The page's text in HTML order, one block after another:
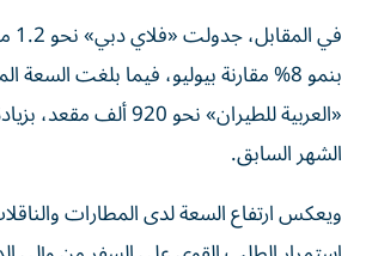
بنمو 8% مقارنة بيوليو، فيما بلغت
الشهر السابق.
ويعكس ارتفاع السعة لدى المطارات